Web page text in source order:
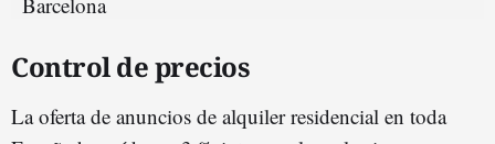
Control de precios
La oferta de anuncios de alquiler residencial en toda